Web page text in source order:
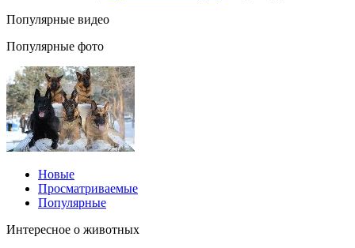
Популярные видео
Популярные фото
Новые
Просматриваемые
Популярные
Интересное о животных